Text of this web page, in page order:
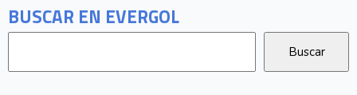
BUSCAR EN EVERGOL